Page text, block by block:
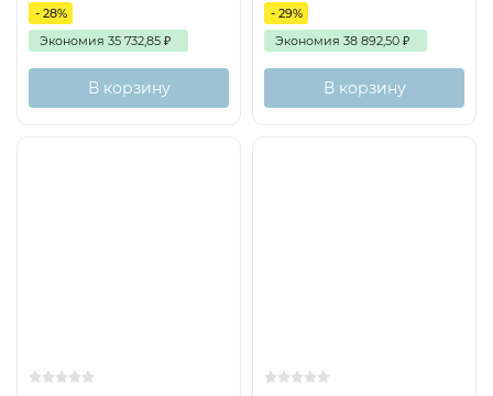
- 28%
Экономия 35 732,85 ₽
В корзину
- 29%
Экономия 38 892,50 ₽
В корзину